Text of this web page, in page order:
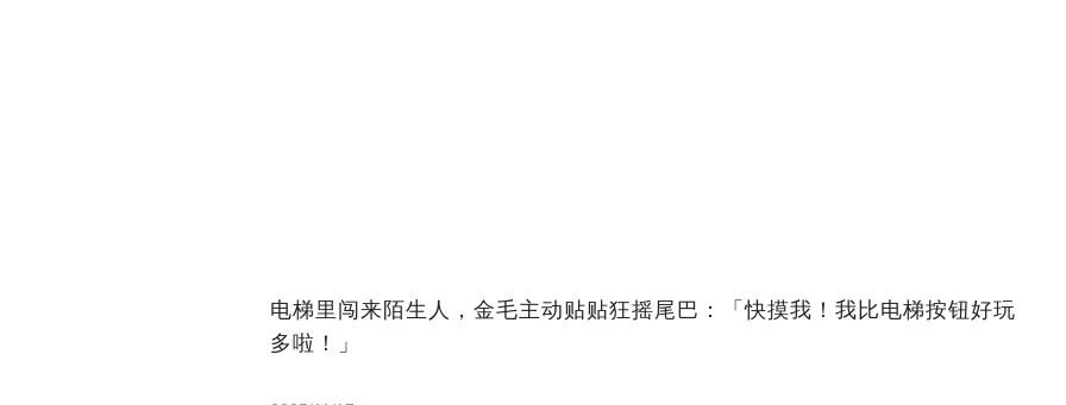
电梯里闯来陌生人，金毛主动贴贴狂摇尾巴：「快摸我！我比电梯按钮好玩
多啦！」